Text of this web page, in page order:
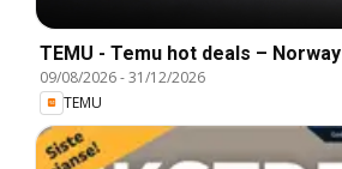
TEMU - Temu hot deals – Norway
09/08/2026-31/12/2026
TEMU